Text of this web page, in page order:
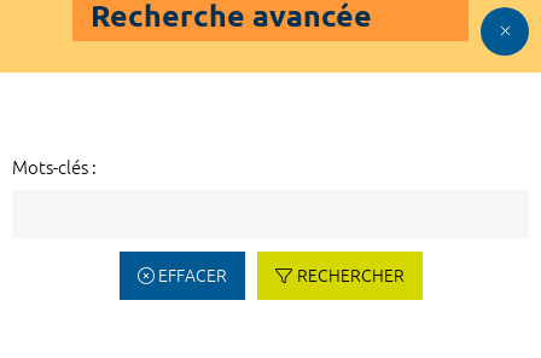
Recherche avancée
Mots-clés :
EFFACER RECHERCHER